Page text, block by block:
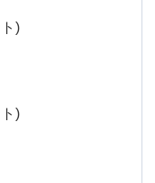
)
)